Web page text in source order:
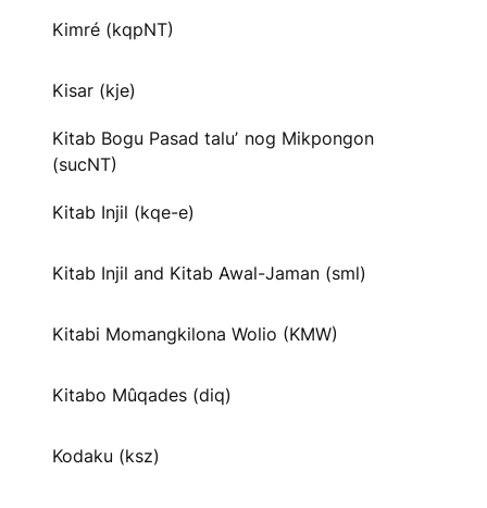
Kimré (kqpNT)
Kisar (kje)
Kitab Bogu Pasad taluʼ nog Mikpongon
(sucNT)
Kitab Injil (kqe-e)
Kitab Injil and Kitab Awal-Jaman (sml)
Kitabi Momangkilona Wolio (KMW)
Kitabo Mûqades (diq)
Kodaku (ksz)